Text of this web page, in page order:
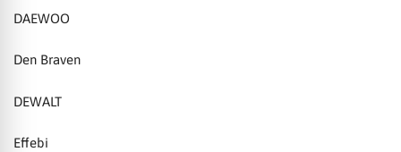
DAEWOO
Den Braven
DEWALT
Effebi